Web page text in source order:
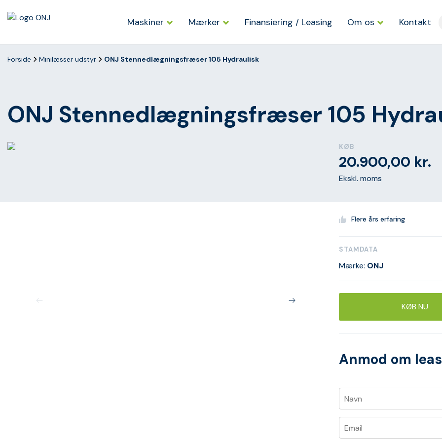
Maskiner Mærker Finansiering / Leasing Om os Kontakt
Forside Minilæsser udstyr ONJ Stennedlægningsfræser 105 Hydraulisk
ONJ Stennedlægningsfræser 105
KØB
20.900,00 kr.
Ekskl. moms
Flere års erfaring
STAMDATA
Mærke: ONJ
KØB NU
Anmod om